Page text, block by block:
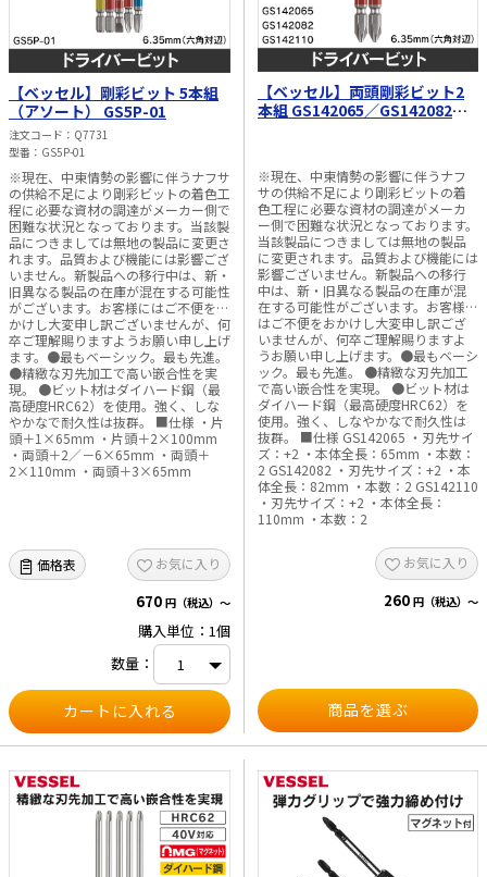
【ベッセル】剛彩ビット 5本組
（アソート） GS5P-01
注文コード
Q7731
型番
GS5P-01
※現在、中東情勢の影響に伴うナフサ
の供給不足により剛彩ビットの着色工
程に必要な資材の調達がメーカー側で
困難な状況となっております。当該製
品につきましては無地の製品に変更さ
れます。品質および機能には影響ござ
いません。新製品への移行中は、新・
旧異なる製品の在庫が混在する可能性
がございます。お客様にはご不便をお
かけし大変申し訳ございませんが、何
卒ご理解賜りますようお願い申し上げ
ます。●最もベーシック。最も先進。
●精緻な刃先加工で高い嵌合性を実
現。 ●ビット材はダイハード鋼（最
高硬度HRC62）を使用。強く、しな
やかなで耐久性は抜群。 ■仕様 ・片
頭＋1×65mm ・片頭＋2×100mm
・両頭＋2／－6×65mm ・両頭＋
2×110mm ・両頭＋3×65mm
価格表 お気に入り
670 円（税込）～
購入単位：1個
数量：
【ベッセル】両頭剛彩ビット2
本組 GS142065／GS142082／
※現在、中東情勢の影響に伴うナフ
サの供給不足により剛彩ビットの着
色工程に必要な資材の調達がメーカ
ー側で困難な状況となっております。
当該製品につきましては無地の製品
に変更されます。品質および機能には
影響ございません。新製品への移行
中は、新・旧異なる製品の在庫が混
在する可能性がございます。お客様に
はご不便をおかけし大変申し訳ござ
いませんが、何卒ご理解賜りますよ
うお願い申し上げます。●最もベーシ
ック。最も先進。 ●精緻な刃先加工
で高い嵌合性を実現。 ●ビット材は
ダイハード鋼（最高硬度HRC62）を
使用。強く、しなやかなで耐久性は
抜群。 ■仕様 GS142065 ・刃先サイ
ズ：+2 ・本体全長：65mm ・本数：
2 GS142082 ・刃先サイズ：+2 ・本
体全長：82mm ・本数：2 GS142110
・刃先サイズ：+2 ・本体全長：
110mm ・本数：2
お気に入り
260 円（税込）～
商品を選ぶ